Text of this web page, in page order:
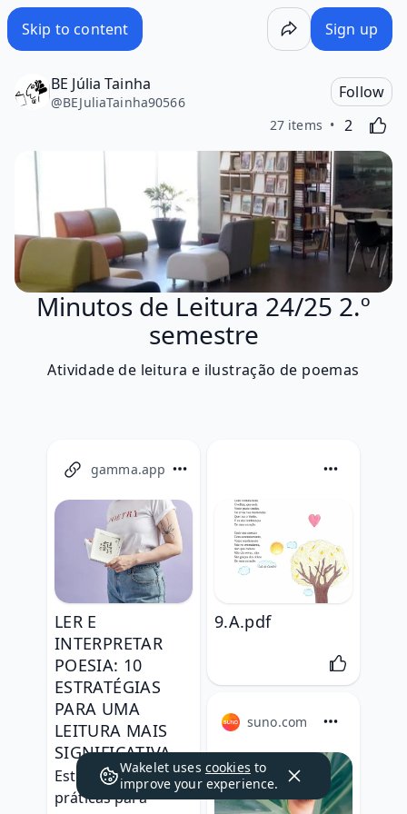
Skip to content Sign up
BE Júlia Tainha
@BEJuliaTainha90566
Follow
27 items 2
Likes
Minutos de Leitura 24/25 2.º
semestre
Atividade de leitura e ilustração de poemas
gamma.app
LER E
INTERPRETAR
POESIA: 10
ESTRATÉGIAS
PARA UMA
LEITURA MAIS
SIGNIFICATIVA
Estratégias
práticas para
9.A.pdf
suno.com
Wakelet uses cookies to
improve your experience.